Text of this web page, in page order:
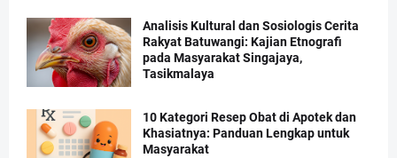
Analisis Kultural dan Sosiologis Cerita
Rakyat Batuwangi: Kajian Etnografi
pada Masyarakat Singajaya,
Tasikmalaya
10 Kategori Resep Obat di Apotek dan
Khasiatnya: Panduan Lengkap untuk
Masyarakat